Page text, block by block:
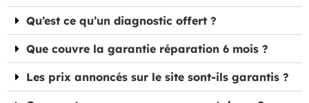
Qu’est ce qu’un diagnostic offert ?
Que couvre la garantie réparation 6 mois ?
Les prix annoncés sur le site sont-ils garantis ?